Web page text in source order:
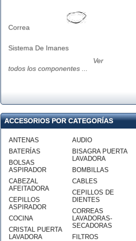
Correa
Sistema De Imanes
Ver
todos los componentes ...
ACCESORIOS POR CATEGORÍAS
ANTENAS
BATERÍAS
BOLSAS
ASPIRADOR
CABEZAL
AFEITADORA
CEPILLOS
ASPIRADOR
COCINA
CRISTAL PUERTA
LAVADORA
AUDIO
BISAGRA PUERTA
LAVADORA
BOMBILLAS
CABLES
CEPILLOS DE
DIENTES
CORREAS
LAVADORAS-
SECADORAS
FILTROS